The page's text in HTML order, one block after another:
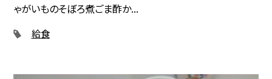
ゃがいものそぼろ煮ごま酢か...
給食